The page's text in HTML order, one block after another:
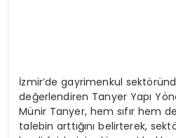
İzmir’de gayrimenkul
değerlendiren Tanyer Yapı
Münir Tanyer, hem sıfır hem
talebin arttığını belirterek,